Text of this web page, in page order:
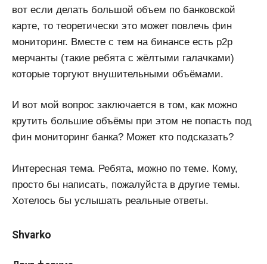
вот если делать большой объем по банковской
карте, то теоретически это может повлечь фин
мониторинг. Вместе с тем на бинансе есть p2p
мерчанты (такие ребята с жёлтыми галачками)
которые торгуют внушительными объёмами.
И вот мой вопрос заключается в том, как можно
крутить большие объёмы при этом не попасть под
фин мониторинг банка? Может кто подсказать?
Интересная тема. Ребята, можно по теме. Кому,
просто бы написать, пожалуйста в другие темы.
Хотелось бы услышать реальные ответы.
Shvarko